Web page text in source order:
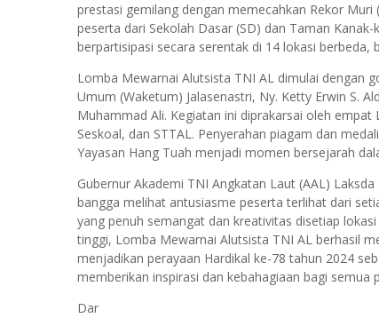
prestasi gemilang dengan memecahkan Rekor
peserta dari Sekolah Dasar (SD) dan Taman
berpartisipasi secara serentak di 14 lokasi berbeda,
Lomba Mewarnai Alutsista TNI AL dimulai dengan
Umum (Waketum) Jalasenastri, Ny. Ketty Erwin S.
Muhammad Ali. Kegiatan ini diprakarsai oleh
Seskoal, dan STTAL. Penyerahan piagam dan
Yayasan Hang Tuah menjadi momen bersejarah
Gubernur Akademi TNI Angkatan Laut (AAL)
bangga melihat antusiasme peserta terlihat dari
yang penuh semangat dan kreativitas disetiap
tinggi, Lomba Mewarnai Alutsista TNI AL berhasil
menjadikan perayaan Hardikal ke-78 tahun 2024
memberikan inspirasi dan kebahagiaan bagi
Dar